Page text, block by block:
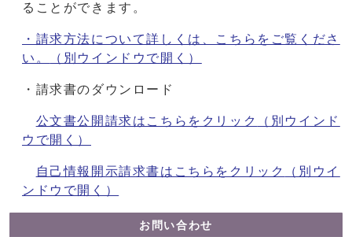
ることができます。
・請求方法について詳しくは、こちらをご覧くださ
い。
（別ウインドウで開く）
・請求書のダウンロード
公文書公開請求はこちらをクリック
（別ウインド
ウで開く）
自己情報開示請求書はこちらをクリック
（別ウイ
ンドウで開く）
お問い合わせ